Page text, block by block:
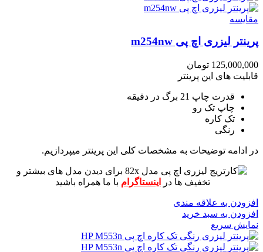
مقايسه
پرینتر لیزری اچ پی m254nw
125,000,000 تومان
قابلیت های این پرینتر
قدرت چاپ 21 برگ در دقیقه
چاپ تک رو
تک کاره
رنگی
در ادامه توضیحات به مشخصات کلی این پرینتر میپردازیم.
برای دیدن مدل های بیشتر و
تخفیف ها در
اینستاگرام با ما همراه باشید
افزودن به علاقه مندی
افزودن به سبد خرید
نمایش سریع